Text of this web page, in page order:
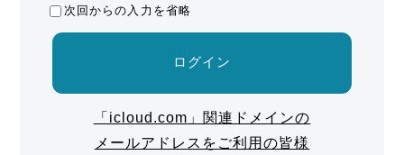
次回からの入力を省略
ログイン
「icloud.com」関連ドメインの
メールアドレスをご利用の皆様